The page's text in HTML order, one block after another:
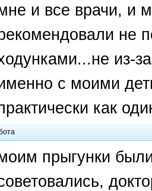
и все врачи, и
не
из-
с моими
как
прыгунки